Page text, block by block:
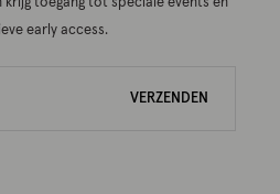
toegang tot speciale events en
early access.
VERZENDEN